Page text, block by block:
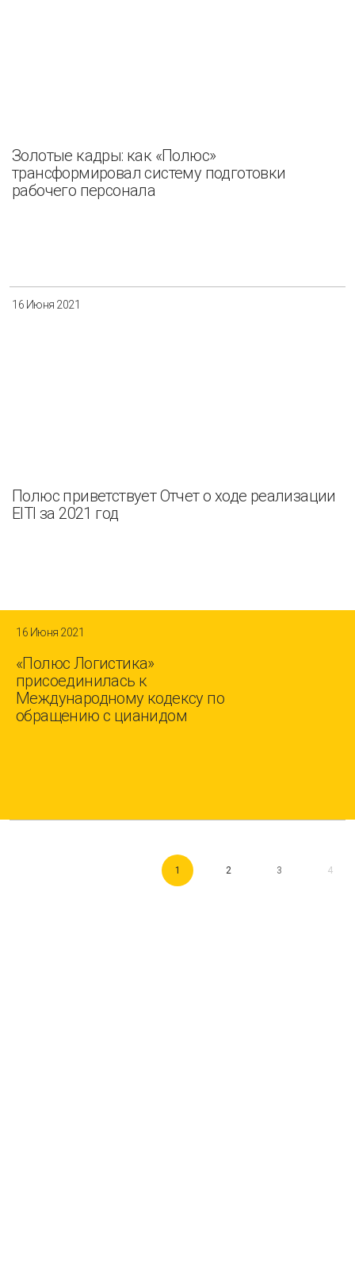
Золотые кадры: как «Полюс»
трансформировал систему подготовки
рабочего персонала
16 Июня 2021
Полюс приветствует Отчет о ходе реализации
EITI за 2021 год
16 Июня 2021
«Полюс Логистика»
присоединилась к
Международному кодексу по
обращению с цианидом
1 2 3 4